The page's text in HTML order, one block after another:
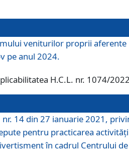
veniturilor proprii aferente
pe anul 2024.
H.C.L. nr. 1074/
nr. 14 din 27 ianuarie 2021,
pentru practicarea
în cadrul Centrului de